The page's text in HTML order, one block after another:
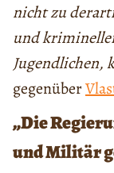
nicht zu
und
Jugendlichen,
gegenüber
„Die
und Militär